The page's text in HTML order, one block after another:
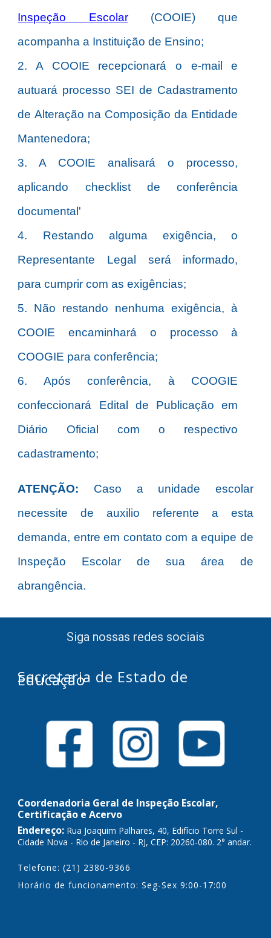
Inspeção Escolar(COOIE) que
acompanha a Instituição de Ensino;
2. A COOIE recepcionará o e-mail e
autuará processo SEI de Cadastramento
de Alteração na Composição da Entidade
Mantenedora;
3. A COOIE analisará o processo,
aplicando checklist de conferência
documental'
4. Restando alguma exigência, o
Representante Legal será informado,
para cumprir com as exigências;
5. Não restando nenhuma exigência, à
COOIE encaminhará o processo à
COOGIE para conferência;
6. Após conferência, à COOGIE
confeccionará Edital de Publicação em
Diário Oficial com o respectivo
cadastramento;
ATENÇÃO: Caso a unidade escolar
necessite de auxilio referente a esta
demanda, entre em contato com a equipe de
Inspeção Escolar de sua área de
abrangência.
Siga nossas redes sociais
Secretaria de Estado de
Educação
Coordenadoria Geral de Inspeção Escolar,
Certificação e Acervo
Endereço: Rua Joaquim Palhares, 40, Edifício Torre Sul -
Cidade Nova - Rio de Janeiro - RJ, CEP: 20260-080. 2° andar.
Telefone: (21) 2380-9366
Horário de funcionamento: Seg-Sex 9:00-17:00